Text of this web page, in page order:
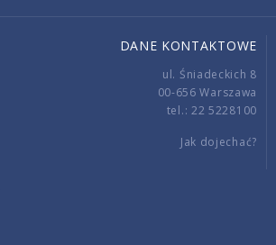
DANE KONTAKTOWE
ul. Śniadeckich 8
00-656 Warszawa
tel.: 22 5228100
Jak dojechać?